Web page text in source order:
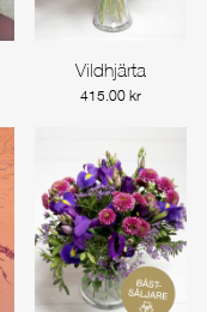
Gå till produkt
Vildhjärta
415.00kr